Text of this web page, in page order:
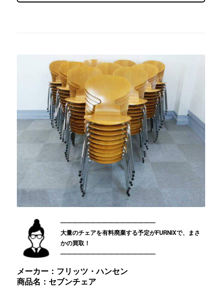
————————————————
大量のチェアを有料廃棄する予定がFURNIXで、まさ
かの買取！
————————————————
メーカー：フリッツ・ハンセン
商品名：セブンチェア